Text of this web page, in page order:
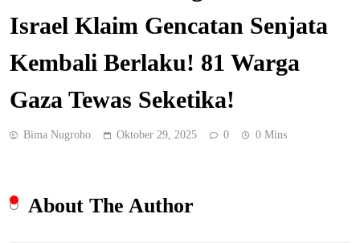
Israel Klaim Gencatan Senjata
Kembali Berlaku! 81 Warga
Gaza Tewas Seketika!
Bima Nugroho Oktober 29, 2025 0 0 Mins
About The Author